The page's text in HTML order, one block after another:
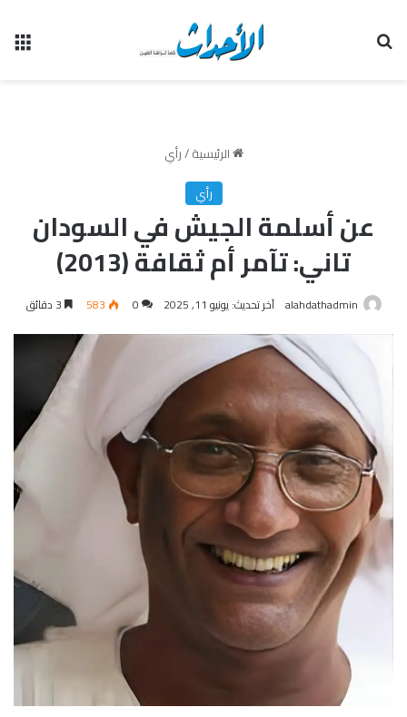
الرئيسية/رأي
رأي
عن أسلمة الجيش في السودان
تاني: تآمر أم ثقافة (2013)
alahdathadmin آخر تحديث: يونيو 11, 2025 0
583